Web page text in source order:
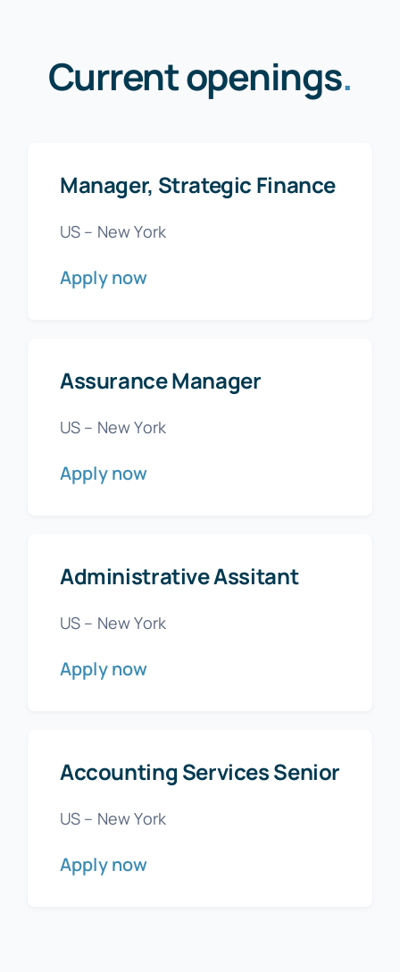
Current openings.
Manager, Strategic Finance
US – New York
Apply now
Assurance Manager
US – New York
Apply now
Administrative Assitant
US – New York
Apply now
Accounting Services Senior
US – New York
Apply now